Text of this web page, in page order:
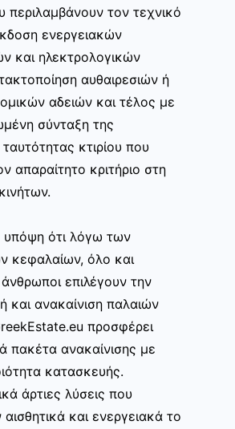
περιλαμβάνουν τον τεχνικό
ενεργειακών
και ηλεκτρολογικών
αυθαιρεσιών ή
αδειών και τέλος με
σύνταξη της
κτιρίου που
απαραίτητο κριτήριο στη
ότι λόγω των
κεφαλαίων, όλο και
επιλέγουν την
και ανακαίνιση παλαιών
προσφέρει
πακέτα ανακαίνισης με
κατασκευής.
άρτιες λύσεις που
και ενεργειακά το